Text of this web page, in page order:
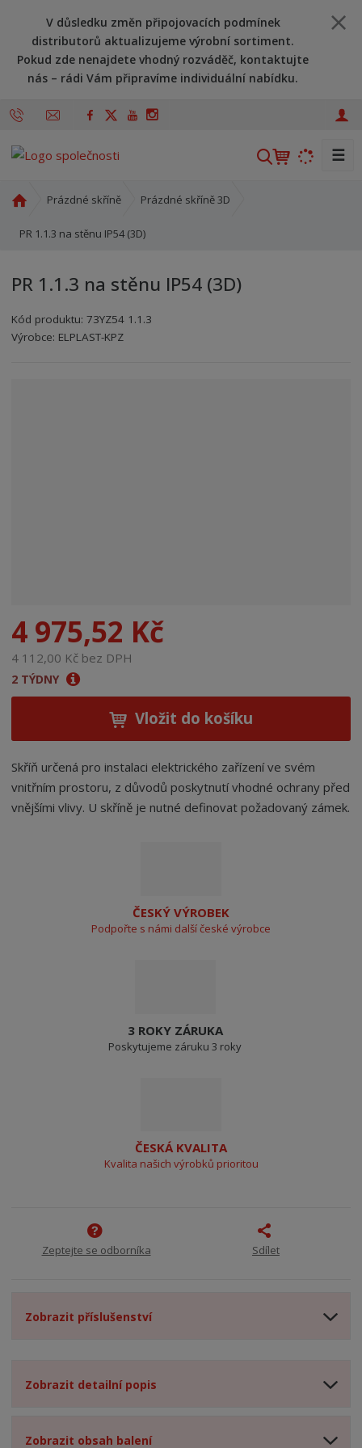
V důsledku změn připojovacích podmínek
distributorů aktualizujeme výrobní sortiment.
Pokud zde nenajdete vhodný rozváděč, kontaktujte
nás – rádi Vám připravíme individuální nabídku.
V
☰
o
í
t
r
Prázdné skříně Prázdné skříně 3D
PR 1.1.3 na stěnu IP54 (3D)
PR 1.1.3 na stěnu IP54 (3D)
Kód produktu:73YZ54 1.1.3
Kód výrobce: 8595208640230
Kód dodavatele:8595208640230
Výrobce: ELPLAST-KPZ
4 975,52 Kč
4 112,00 Kč bez DPH
2 TÝDNY
Vložit do košíku
Skříň určená pro instalaci elektrického zařízení ve svém
vnitřním prostoru, z důvodů poskytnutí vhodné ochrany před
vnějšími vlivy. U skříně je nutné definovat požadovaný zámek.
ČESKÝ VÝROBEK
Podpořte s námi další české výrobce
3 ROKY ZÁRUKA
Poskytujeme záruku 3 roky
ČESKÁ KVALITA
Kvalita našich výrobků prioritou
Zeptejte se odborníka Sdílet
Zobrazit příslušenství
Zobrazit detailní popis
Zobrazit obsah balení